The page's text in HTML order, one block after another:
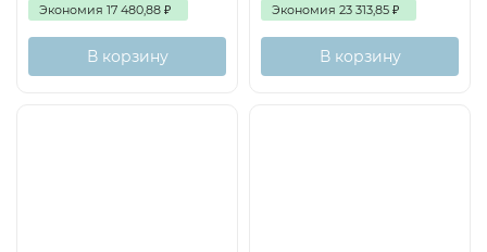
Экономия 17 480,88 ₽
В корзину
Экономия 23 313,85 ₽
В корзину